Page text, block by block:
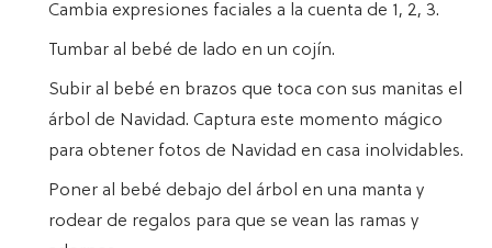
Cambia expresiones faciales a la cuenta de 1, 2, 3.
Tumbar al bebé de lado en un cojín.
Subir al bebé en brazos que toca con sus manitas el
árbol de Navidad. Captura este momento mágico
para obtener fotos de Navidad en casa inolvidables.
Poner al bebé debajo del árbol en una manta y
rodear de regalos para que se vean las ramas y